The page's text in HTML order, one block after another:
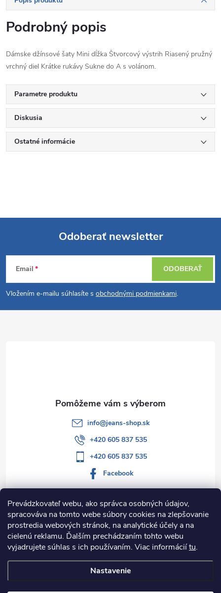
Prevádzkovateľ webu, ako správca osobných údajov,
spracováva na tomto webe súbory cookies na zlepšovanie
prostredia webových stránok, na analytické účely a na
cielenú reklamu. Ďalším prechádzaním tohto webu
vyjadrujete súhlas s ich používaním. Viac informáciítu.
Nastavenie
Podrobný popis
Dámske džínsové šaty Mini dĺžka Štvorcový výstrih Riasený pružný
vrchný diel Krátke rukávy Sukne do A s volánom.
Parametre produktu
Diskusia
Ostatné informácie
Z
á
p
Odoberať newsletter
Email
Vložením e-mailu súhlasíte s obchodnými podmienkami.
ODOBERAŤ
Informácie pre vás
Kategórie
info@jeans-shop.sk
+420 605 837 535
+420 605 837 535
Facebook